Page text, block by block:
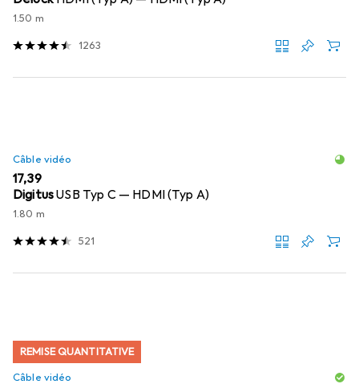
1.50 m
1263
Câble vidéo
EUR
17,39
DigitusUSB Typ C — HDMI (Typ A)
1.80 m
521
REMISE QUANTITATIVE
Câble vidéo